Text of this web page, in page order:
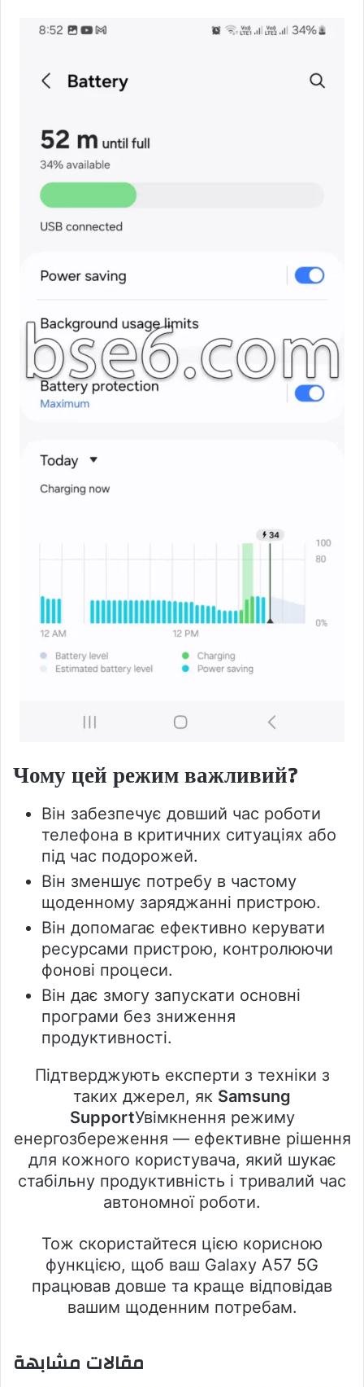
Чому цей режим важливий?
Він забезпечує довший час роботи
телефона в критичних ситуаціях або
під час подорожей.
Він зменшує потребу в частому
щоденному заряджанні пристрою.
Він допомагає ефективно керувати
ресурсами пристрою, контролюючи
фонові процеси.
Він дає змогу запускати основні
програми без зниження
продуктивності.
Підтверджують експерти з техніки з
таких джерел, як Samsung
SupportУвімкнення режиму
енергозбереження — ефективне рішення
для кожного користувача, який шукає
стабільну продуктивність і тривалий час
автономної роботи.
Тож скористайтеся цією корисною
функцією, щоб ваш Galaxy A57 5G
працював довше та краще відповідав
вашим щоденним потребам.
مقالات مشابهة